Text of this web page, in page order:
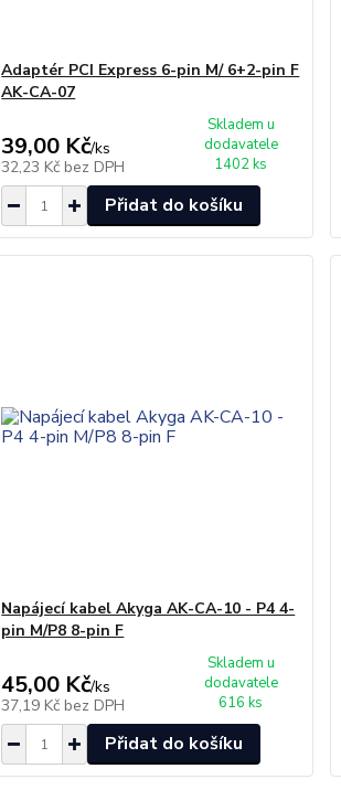
Adaptér PCI Express 6-pin M/ 6+2-pin F
AK-CA-07
39,00 Kč/ks
32,23 Kč bez DPH
Skladem u
dodavatele
1402 ks
Přidat do košíku
Napájecí kabel Akyga AK-CA-10 - P4 4-
pin M/P8 8-pin F
45,00 Kč/ks
37,19 Kč bez DPH
Skladem u
dodavatele
616 ks
Přidat do košíku